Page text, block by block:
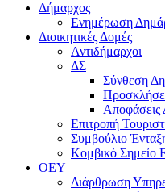
Δήμαρχος
Ενημέρωση
Διοικητικές Δομές
Αντιδήμαρχοι
ΔΣ
Σύνθεση
Αποφάσεις
Επιτροπή
Συμβούλιο
Κομβικό
ΟEΥ
Διάρθρωση